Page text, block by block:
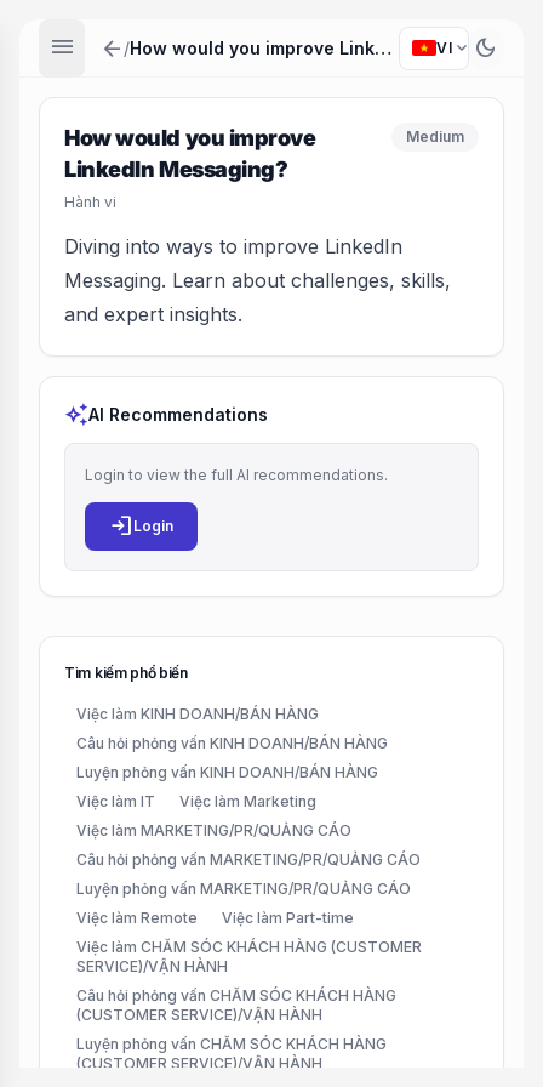
menu arrow_back / How would you improve LinkedIn Messaging? VI expand_more dark_mode
How would you improve
LinkedIn Messaging?
Hành vi
Medium
Diving into ways to improve LinkedIn
Messaging. Learn about challenges, skills,
and expert insights.
auto_awesomeAI Recommendations
Login to view the full AI recommendations.
login Login
Tìm kiếm phổ biến
Việc làm KINH DOANH/BÁN HÀNG
Câu hỏi phỏng vấn KINH DOANH/BÁN HÀNG
Luyện phỏng vấn KINH DOANH/BÁN HÀNG
Việc làm IT
Việc làm Marketing
Việc làm MARKETING/PR/QUẢNG CÁO
Câu hỏi phỏng vấn MARKETING/PR/QUẢNG CÁO
Luyện phỏng vấn MARKETING/PR/QUẢNG CÁO
Việc làm Remote
Việc làm Part-time
Việc làm CHĂM SÓC KHÁCH HÀNG (CUSTOMER
SERVICE)/VẬN HÀNH
Câu hỏi phỏng vấn CHĂM SÓC KHÁCH HÀNG
(CUSTOMER SERVICE)/VẬN HÀNH
Luyện phỏng vấn CHĂM SÓC KHÁCH HÀNG
(CUSTOMER SERVICE)/VẬN HÀNH